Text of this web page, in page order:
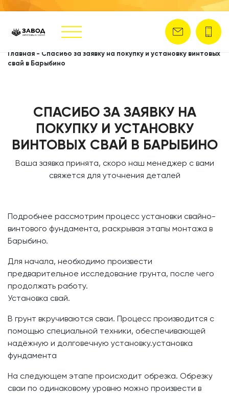
Главная - Спасибо за заявку на покупку и установку винтовых
свай в Барыбино
СПАСИБО ЗА ЗАЯВКУ НА
ПОКУПКУ И УСТАНОВКУ
ВИНТОВЫХ СВАЙ В БАРЫБИНО
Ваша заявка принята, скоро наш менеджер с вами
свяжется для уточнения деталей
Подробнее рассмотрим процесс установки свайно-
винтового фундамента, раскрывая этапы монтажа в
Барыбино.
Для начала, необходимо произвести
предварительное исследование грунта, после чего
продолжать работу.
Установка свай.
В грунт вкручиваются сваи. Процесс производится с
помощью специальной техники, обеспечивающей
надёжную и долговечную установку.установка
фундамента
На следующем этапе происходит обрезка. Обрезку
сваи по одинаковому уровню можно произвести в